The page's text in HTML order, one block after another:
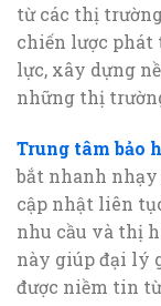
từ các thị
chiến lược
lực, xây dựng
những thị
Trung tâm bảo
bắt nhanh
cập nhật liên
nhu cầu và thị
này giúp đại lý
được niềm tin